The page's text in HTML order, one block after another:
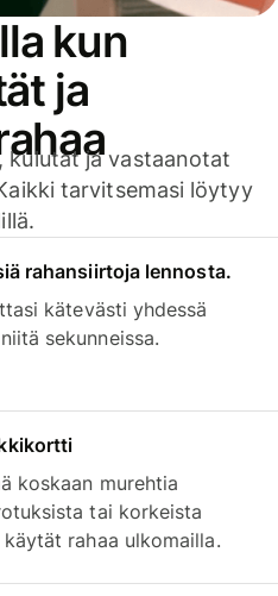
kun
ja
kulutat ja vastaanotat
tarvitsemasi löytyy
rahansiirtoja lennosta.
kätevästi yhdessä
sekunneissa.
koskaan murehtia
tai korkeista
rahaa ulkomailla.